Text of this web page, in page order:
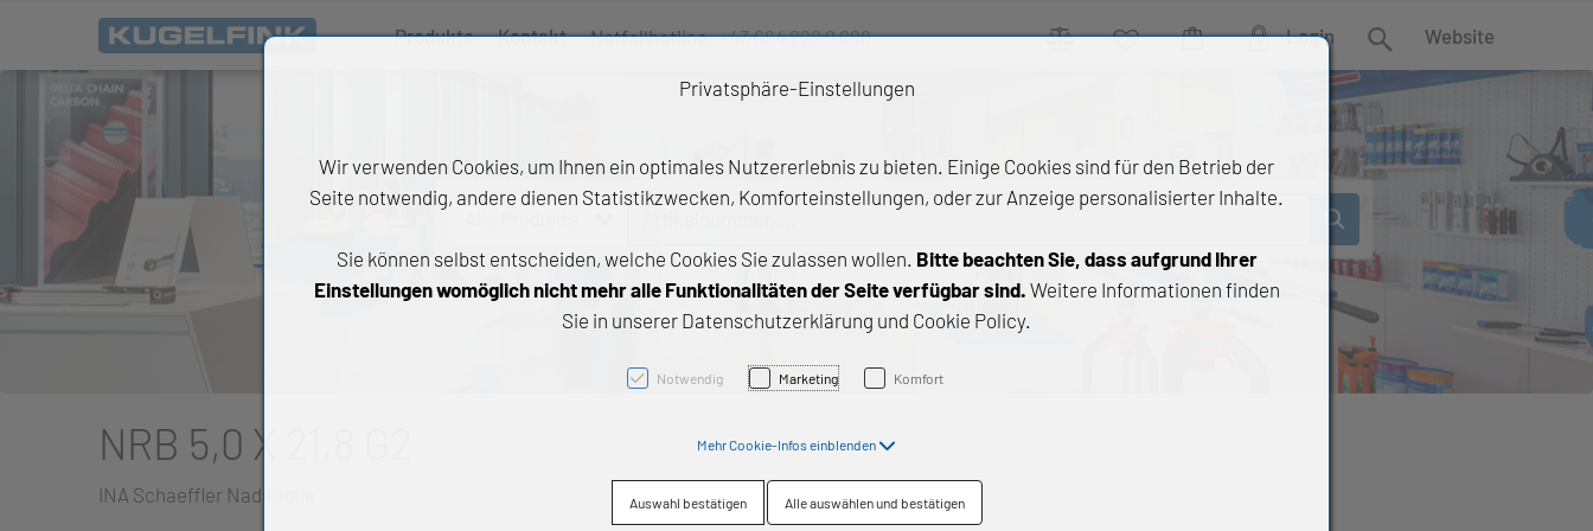
Produkte Kontakt Notfallhotline:+43 664 222 9 888 VergleichWunschlisteWarenkorb Login Suche Website
Alle Produkte
Wälz- und Gleitlager
Antriebstechnik
Chemische Produkte
NRB 5,0 X 21,8 G2
INA Schaeffler Nadelrolle
Privatsphäre-Einstellungen
Wir verwenden Cookies, um Ihnen ein optimales Nutzererlebnis zu bieten. Einige Cookies sind für den Betrieb der
Seite notwendig, andere dienen Statistikzwecken, Komforteinstellungen, oder zur Anzeige personalisierter Inhalte.
Sie können selbst entscheiden, welche Cookies Sie zulassen wollen. Bitte beachten Sie, dass aufgrund Ihrer
Einstellungen womöglich nicht mehr alle Funktionalitäten der Seite verfügbar sind. Weitere Informationen finden
Sie in unserer Datenschutzerklärung und Cookie Policy.
Notwendig Marketing Komfort
Mehr Cookie-Infos einblenden
Auswahl bestätigen Alle auswählen und bestätigen